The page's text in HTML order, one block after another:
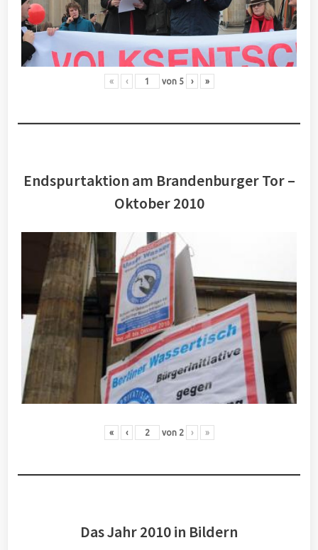
« ‹ von 5 › »
Endspurtaktion am Brandenburger Tor –
Oktober 2010
« ‹ von 2 › »
Das Jahr 2010 in Bildern